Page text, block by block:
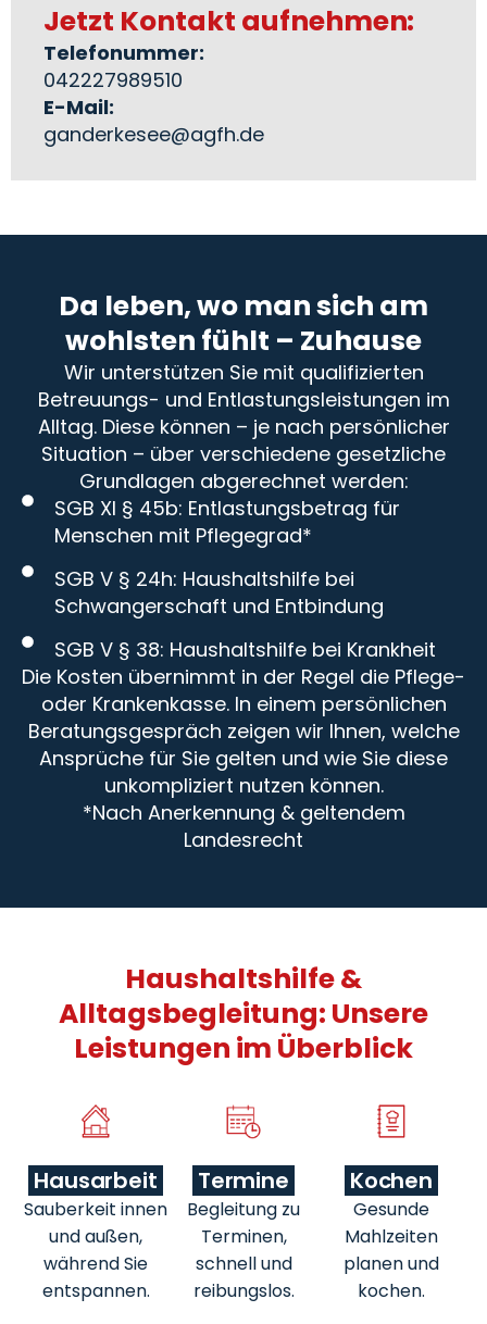
Jetzt Kontakt aufnehmen:
Telefonummer:
042227989510
E-Mail:
ganderkesee@agfh.de
Da leben, wo man sich am
wohlsten fühlt – Zuhause
Wir unterstützen Sie mit qualifizierten
Betreuungs- und Entlastungsleistungen im
Alltag. Diese können – je nach persönlicher
Situation – über verschiedene gesetzliche
Grundlagen abgerechnet werden:
SGB XI § 45b: Entlastungsbetrag für
Menschen mit Pflegegrad*
SGB V § 24h: Haushaltshilfe bei
Schwangerschaft und Entbindung
SGB V § 38: Haushaltshilfe bei Krankheit
Die Kosten übernimmt in der Regel die Pflege-
oder Krankenkasse. In einem persönlichen
Beratungsgespräch zeigen wir Ihnen, welche
Ansprüche für Sie gelten und wie Sie diese
unkompliziert nutzen können.
*Nach Anerkennung & geltendem
Landesrecht
Haushaltshilfe &
Alltagsbegleitung: Unsere
Leistungen im Überblick
Hausarbeit
Sauberkeit innen
und außen,
während Sie
entspannen.
Termine
Begleitung zu
Terminen,
schnell und
reibungslos.
Kochen
Gesunde
Mahlzeiten
planen und
kochen.